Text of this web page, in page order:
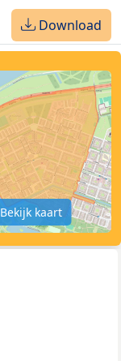
Download
Bekijk kaart